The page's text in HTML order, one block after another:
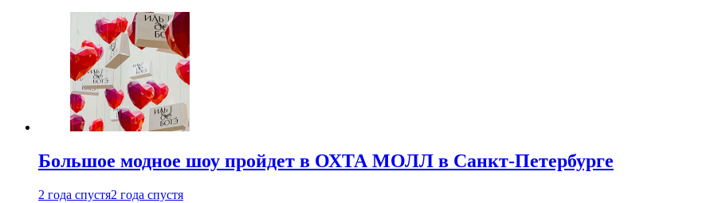
Большое модное шоу пройдет в ОХТА МОЛЛ в Санкт-Петербурге
2 года спустя2 года спустя